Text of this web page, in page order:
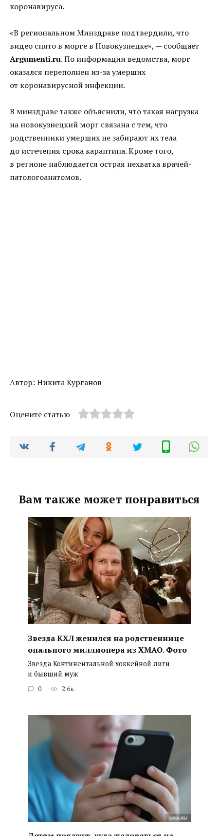
коронавируса.
«В региональном Минздраве подтвердили, что
видео снято в морге в Новокузнецке», — сообщает
Argumenti.ru. По информации ведомства, морг
оказался переполнен из-за умерших
от коронавирусной инфекции.
В минздраве также объяснили, что такая нагрузка
на новокузнецкий морг связана с тем, что
родственники умерших не забирают их тела
до истечения срока карантина. Кроме того,
в регионе наблюдается острая нехватка врачей-
патологоанатомов.
Автор: Никита Курганов
Оцените статью
Вам также может понравиться
Звезда КХЛ женился на родственнице
опального миллионера из ХМАО. Фото
Звезда Континентальной хоккейной лиги
и бывший муж
0 2.6к.